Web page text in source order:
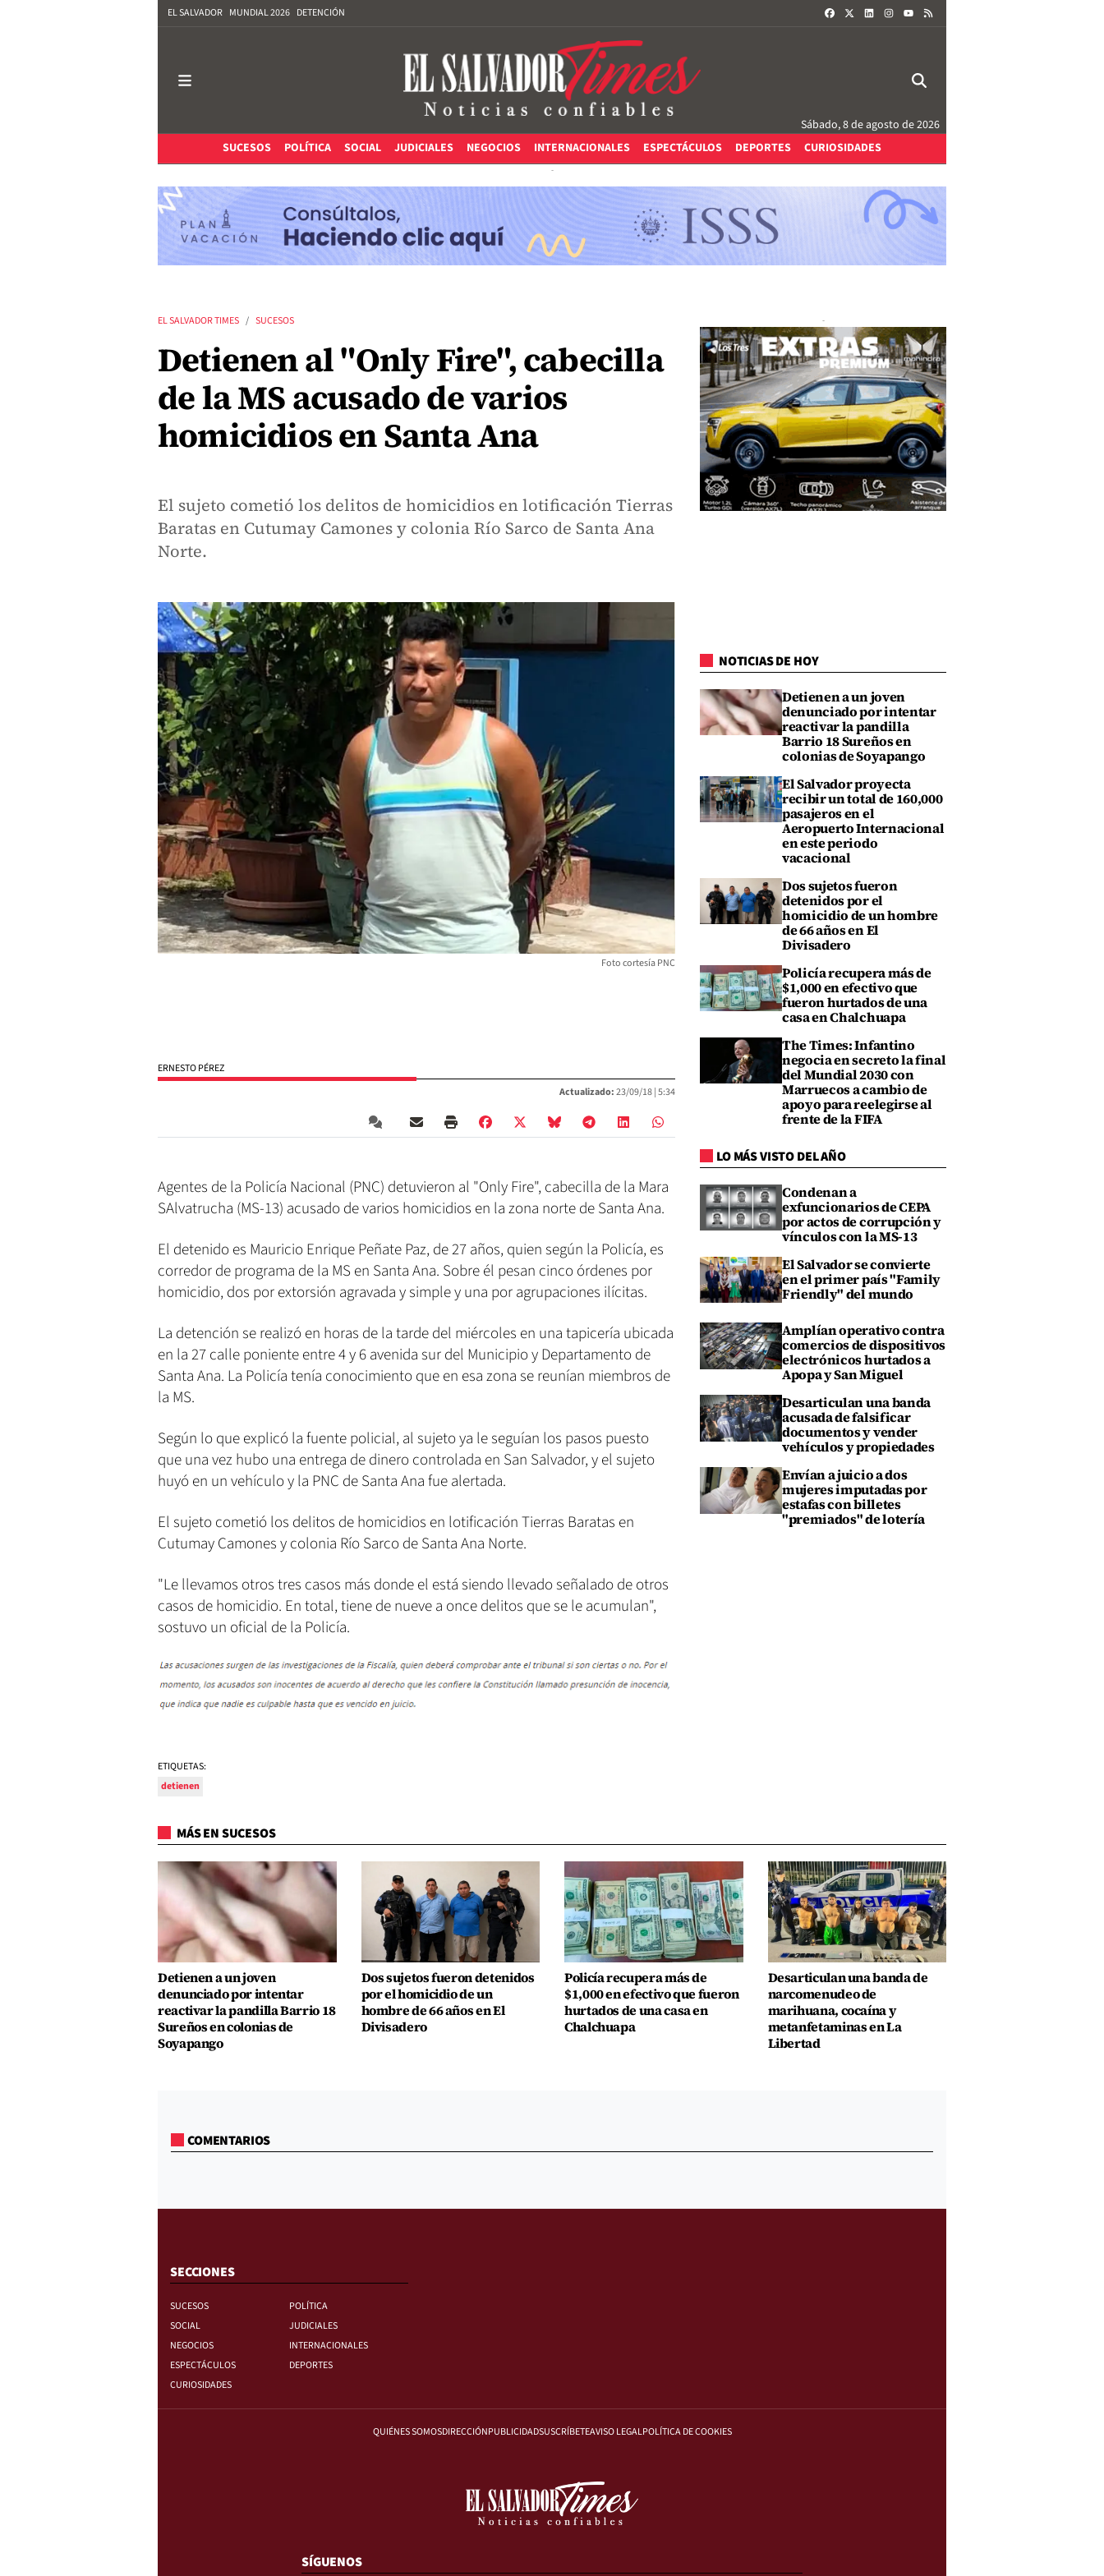
EL SALVADOR MUNDIAL 2026 DETENCIÓN FACEBOOKLINKEDININSTAGRAM
Sábado, 8 de agosto de 2026
SUCESOS
POLÍTICA SOCIAL JUDICIALES NEGOCIOS INTERNACIONALES ESPECTÁCULOS DEPORTES CURIOSIDADES
EL SALVADOR TIMES SUCESOS
Detienen al "Only Fire", cabecilla
de la MS acusado de varios
homicidios en Santa Ana
El sujeto cometió los delitos de homicidios en lotificación Tierras
Baratas en Cutumay Camones y colonia Río Sarco de Santa Ana
Norte.
Foto cortesía PNC
ERNESTO PÉREZ
Actualizado:23/09/18 |5:34
Agentes de la Policía Nacional (PNC) detuvieron al "Only Fire", cabecilla de la Mara
SAlvatrucha (MS-13) acusado de varios homicidios en la zona norte de Santa Ana.
El detenido es Mauricio Enrique Peñate Paz, de 27 años, quien según la Policía, es
corredor de programa de la MS en Santa Ana. Sobre él pesan cinco órdenes por
homicidio, dos por extorsión agravada y simple y una por agrupaciones ilícitas.
La detención se realizó en horas de la tarde del miércoles en una tapicería ubicada
en la 27 calle poniente entre 4 y 6 avenida sur del Municipio y Departamento de
Santa Ana. La Policía tenía conocimiento que en esa zona se reunían miembros de
la MS.
Según lo que explicó la fuente policial, al sujeto ya le seguían los pasos puesto
que una vez hubo una entrega de dinero controlada en San Salvador, y el sujeto
huyó en un vehículo y la PNC de Santa Ana fue alertada.
El sujeto cometió los delitos de homicidios en lotificación Tierras Baratas en
Cutumay Camones y colonia Río Sarco de Santa Ana Norte.
"Le llevamos otros tres casos más donde el está siendo llevado señalado de otros
casos de homicidio. En total, tiene de nueve a once delitos que se le acumulan",
sostuvo un oficial de la Policía.
ETIQUETAS:
detienen
NOTICIAS DE HOY
Detienen a un joven
denunciado por intentar
reactivar la pandilla
Barrio 18 Sureños en
colonias de Soyapango
El Salvador proyecta
recibir un total de 160,000
pasajeros en el
Aeropuerto Internacional
en este periodo
vacacional
Dos sujetos fueron
detenidos por el
homicidio de un hombre
de 66 años en El
Divisadero
Policía recupera más de
$1,000 en efectivo que
fueron hurtados de una
casa en Chalchuapa
The Times: Infantino
negocia en secreto la final
del Mundial 2030 con
Marruecos a cambio de
apoyo para reelegirse al
frente de la FIFA
LO MÁS VISTO DEL AÑO
Condenan a
exfuncionarios de CEPA
por actos de corrupción y
vínculos con la MS-13
El Salvador se convierte
en el primer país "Family
Friendly" del mundo
Amplían operativo contra
comercios de dispositivos
electrónicos hurtados a
Apopa y San Miguel
Desarticulan una banda
acusada de falsificar
documentos y vender
vehículos y propiedades
Envían a juicio a dos
mujeres imputadas por
estafas con billetes
"premiados" de lotería
MÁS EN SUCESOS
Detienen a un joven
denunciado por intentar
reactivar la pandilla Barrio 18
Sureños en colonias de
Soyapango
Dos sujetos fueron detenidos
por el homicidio de un
hombre de 66 años en El
Divisadero
Policía recupera más de
$1,000 en efectivo que fueron
hurtados de una casa en
Chalchuapa
Desarticulan una banda de
narcomenudeo de
marihuana, cocaína y
metanfetaminas en La
Libertad
COMENTARIOS
SECCIONES
SUCESOS
POLÍTICA
SOCIAL
JUDICIALES
NEGOCIOS
INTERNACIONALES
ESPECTÁCULOS
DEPORTES
CURIOSIDADES
QUIÉNES SOMOSDIRECCIÓNPUBLICIDADSUSCRÍBETEAVISO LEGALPOLÍTICA DE COOKIES
SÍGUENOS